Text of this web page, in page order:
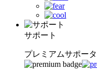
サポート
プレミアムサポー